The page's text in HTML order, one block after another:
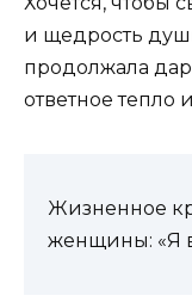
и щедрость
продолжала
ответное тепло
Жизненное
женщины: «Я